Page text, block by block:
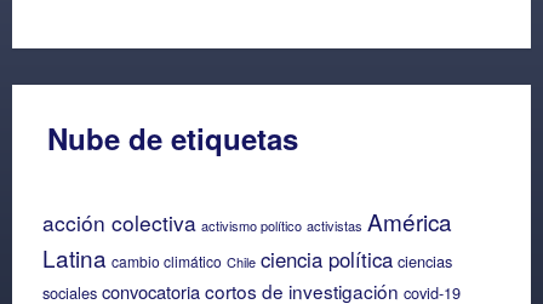
Nube de etiquetas
acción colectiva activismo político activistas América
Latina cambio climático Chile ciencia política ciencias
sociales convocatoriacortos de investigación covid-19